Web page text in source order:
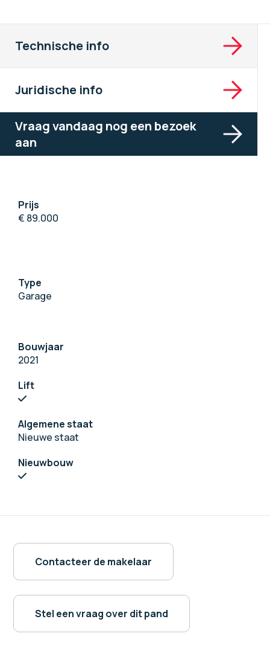
Technische info
Juridische info
Vraag vandaag nog een bezoek
aan
Prijs
€ 89.000
Type
Garage
Bouwjaar
2021
Lift
Algemene staat
Nieuwe staat
Nieuwbouw
Contacteer de makelaar
Stel een vraag over dit pand